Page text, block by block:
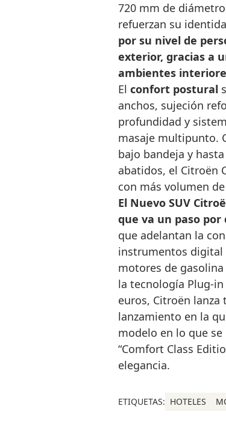
720 mm de
refuerzan su
por su nivel de
exterior, gracias a
ambientes
El confort postural
anchos, sujeción
profundidad y
masaje multipunto.
bajo bandeja y
abatidos, el Citroën
con más volumen
El Nuevo SUV
que va un paso
que adelantan la
instrumentos digital
motores de
la tecnología Plug-in
euros, Citroën
lanzamiento en la
modelo en lo que
“Comfort Class
elegancia.
ETIQUETAS: HOTELES